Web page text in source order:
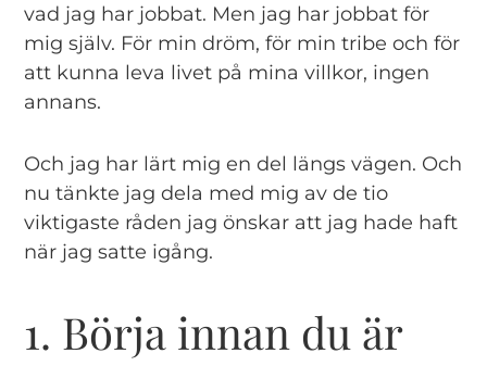
vad jag har jobbat. Men jag har jobbat för
mig själv. För min dröm, för min tribe och för
att kunna leva livet på mina villkor, ingen
annans.
Och jag har lärt mig en del längs vägen. Och
nu tänkte jag dela med mig av de tio
viktigaste råden jag önskar att jag hade haft
när jag satte igång.
1. Börja innan du är